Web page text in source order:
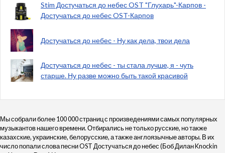
Stim Достучаться до небес OST "Глухарь"-Карпов -
Достучаться до небес OST-Карпов
Достучаться до небес - Ну как дела, твои дела
Достучаться до небес - ты стала лучше, я - чуть
старше. Ну разве можно быть такой красивой
Мы собрали более 100 000 страниц с произведениями самых популярных
музыкантов нашего времени. Отбирались не только русские, но также
казахские, украинские, белорусские, а также англоязычные авторы. В их
число попали слова песни OST Достучаться до небес (Боб Дилан Knockin